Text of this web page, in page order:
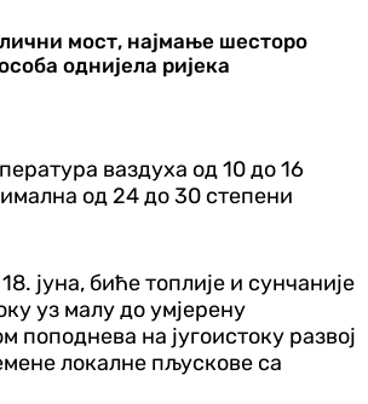
мост, најмање шесторо
однијела ријека
ваздуха од 10 до 16
од 24 до 30 степени
јуна, биће топлије и сунчаније
уз малу до умјерену
поподнева на југоистоку развој
локалне пљускове са